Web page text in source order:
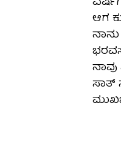
ಆಗ
ಸಾತ್